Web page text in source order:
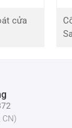
/ Ngày, MD và
cửa
CN)